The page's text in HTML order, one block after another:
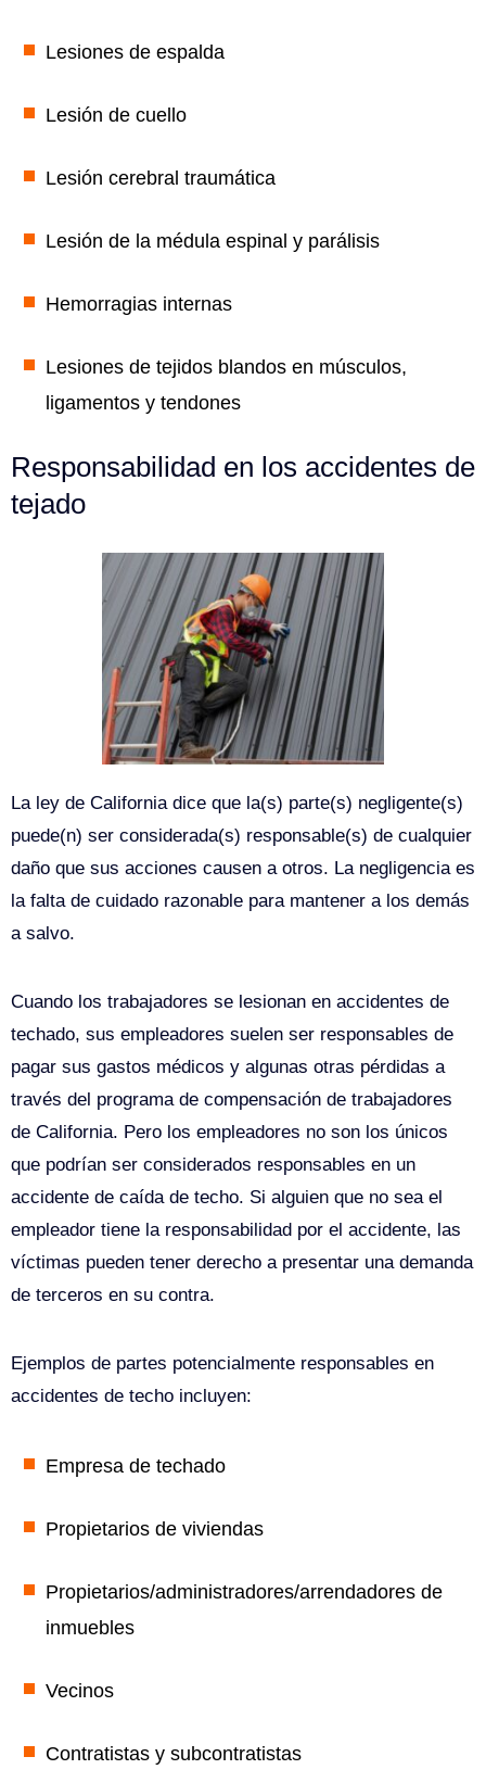
Lesiones de espalda
Lesión de cuello
Lesión cerebral traumática
Lesión de la médula espinal y parálisis
Hemorragias internas
Lesiones de tejidos blandos en músculos,
ligamentos y tendones
Responsabilidad en los accidentes de
tejado
La ley de California dice que la(s) parte(s) negligente(s)
puede(n) ser considerada(s) responsable(s) de cualquier
daño que sus acciones causen a otros. La negligencia es
la falta de cuidado razonable para mantener a los demás
a salvo.
Cuando los trabajadores se lesionan en accidentes de
techado, sus empleadores suelen ser responsables de
pagar sus gastos médicos y algunas otras pérdidas a
través del programa de compensación de trabajadores
de California. Pero los empleadores no son los únicos
que podrían ser considerados responsables en un
accidente de caída de techo. Si alguien que no sea el
empleador tiene la responsabilidad por el accidente, las
víctimas pueden tener derecho a presentar una demanda
de terceros en su contra.
Ejemplos de partes potencialmente responsables en
accidentes de techo incluyen:
Empresa de techado
Propietarios de viviendas
Propietarios/administradores/arrendadores de
inmuebles
Vecinos
Contratistas y subcontratistas